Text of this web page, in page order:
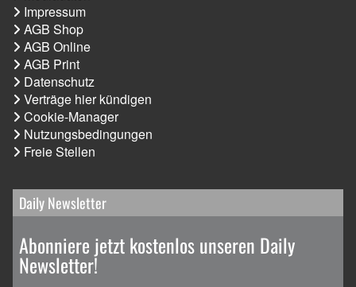
Impressum
AGB Shop
AGB Online
AGB Print
Datenschutz
Verträge hier kündigen
Cookie-Manager
Nutzungsbedingungen
Freie Stellen
Daily Newsletter
Abonniere jetzt kostenlos unseren Daily
Newsletter!